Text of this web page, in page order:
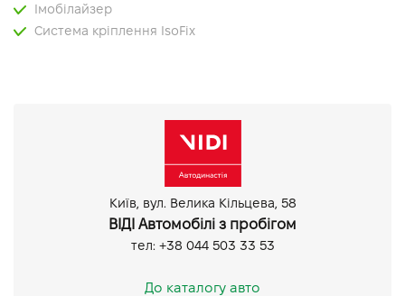
Імобілайзер
Система кріплення IsoFix
Київ, вул. Велика Кільцева, 58
ВІДІ Автомобілі з пробігом
тел: +38 044 503 33 53
До каталогу авто